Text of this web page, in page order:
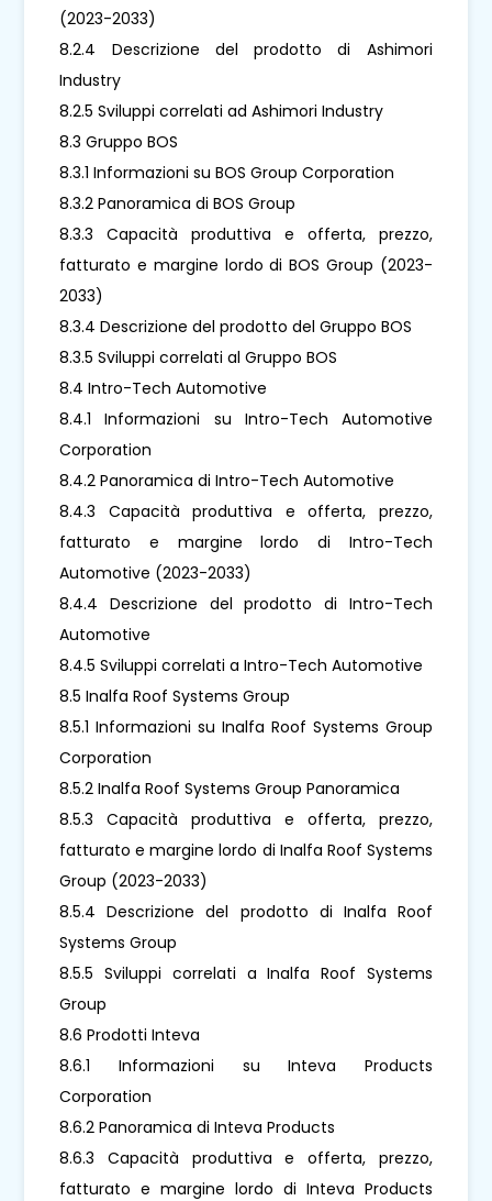
(2023-2033)
8.2.4 Descrizione del prodotto di Ashimori
Industry
8.2.5 Sviluppi correlati ad Ashimori Industry
8.3 Gruppo BOS
8.3.1 Informazioni su BOS Group Corporation
8.3.2 Panoramica di BOS Group
8.3.3 Capacità produttiva e offerta, prezzo,
fatturato e margine lordo di BOS Group (2023-
2033)
8.3.4 Descrizione del prodotto del Gruppo BOS
8.3.5 Sviluppi correlati al Gruppo BOS
8.4 Intro-Tech Automotive
8.4.1 Informazioni su Intro-Tech Automotive
Corporation
8.4.2 Panoramica di Intro-Tech Automotive
8.4.3 Capacità produttiva e offerta, prezzo,
fatturato e margine lordo di Intro-Tech
Automotive (2023-2033)
8.4.4 Descrizione del prodotto di Intro-Tech
Automotive
8.4.5 Sviluppi correlati a Intro-Tech Automotive
8.5 Inalfa Roof Systems Group
8.5.1 Informazioni su Inalfa Roof Systems Group
Corporation
8.5.2 Inalfa Roof Systems Group Panoramica
8.5.3 Capacità produttiva e offerta, prezzo,
fatturato e margine lordo di Inalfa Roof Systems
Group (2023-2033)
8.5.4 Descrizione del prodotto di Inalfa Roof
Systems Group
8.5.5 Sviluppi correlati a Inalfa Roof Systems
Group
8.6 Prodotti Inteva
8.6.1 Informazioni su Inteva Products
Corporation
8.6.2 Panoramica di Inteva Products
8.6.3 Capacità produttiva e offerta, prezzo,
fatturato e margine lordo di Inteva Products